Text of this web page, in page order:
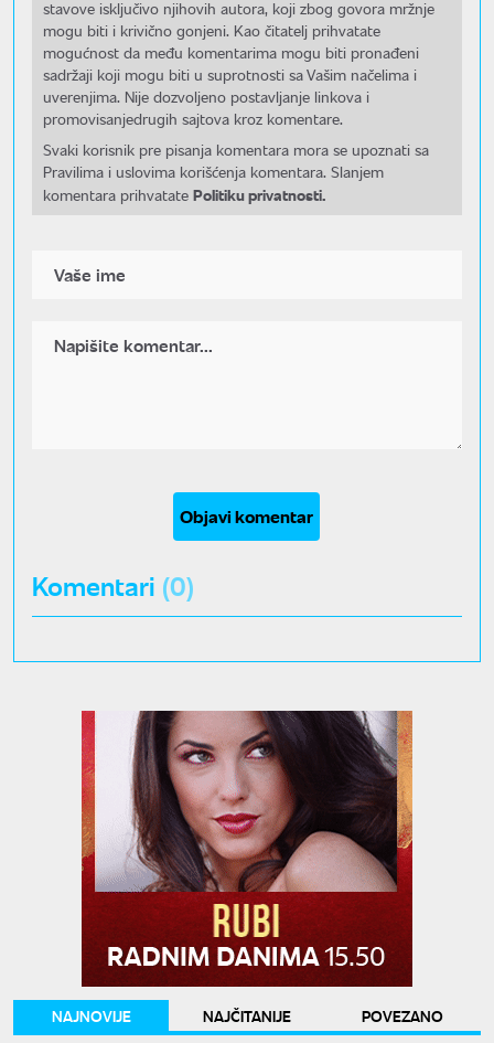
stavove isključivo njihovih autora, koji zbog govora mržnje
mogu biti i krivično gonjeni. Kao čitatelj prihvatate
mogućnost da među komentarima mogu biti pronađeni
sadržaji koji mogu biti u suprotnosti sa Vašim načelima i
uverenjima. Nije dozvoljeno postavljanje linkova i
promovisanjedrugih sajtova kroz komentare.
Svaki korisnik pre pisanja komentara mora se upoznati sa
Pravilima i uslovima korišćenja komentara. Slanjem
komentara prihvatate Politiku privatnosti.
Objavi komentar
Komentari (0)
NAJNOVIJE NAJČITANIJE
POVEZANO